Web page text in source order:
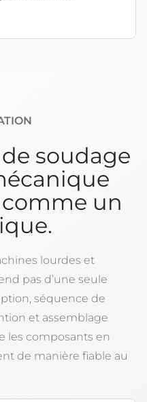
soudage
un
lourdes et
pas d’une seule
séquence de
et assemblage
les composants en
de manière fiable au